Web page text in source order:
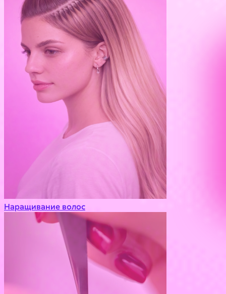
Наращивание волос